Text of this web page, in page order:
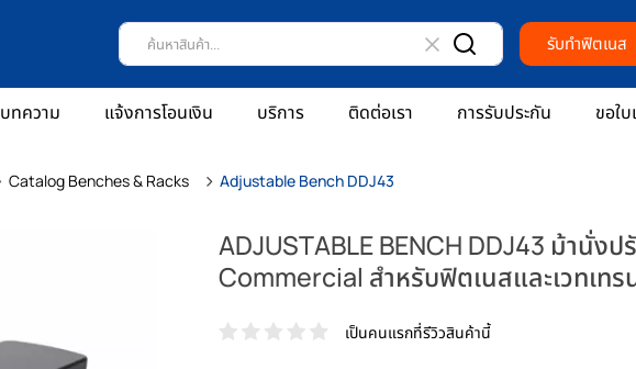
รับทำฟิตเนส
บทความ แจ้งการโอนเงิน บริการ ติดต่อเรา การรับประกัน ขอใ
Catalog Benches & Racks Adjustable Bench DDJ43
ADJUSTABLE BENCH DDJ43 ม้านั่งป
Commercial สำหรับฟิตเนสและเวทเท
เป็นคนแรกที่รีวิวสินค้านี้